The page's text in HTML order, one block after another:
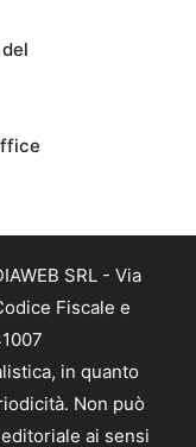
SRL - Via
Fiscale e
in quanto
Non può
ai sensi